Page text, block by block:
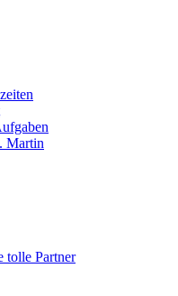
Martin
tolle Partner